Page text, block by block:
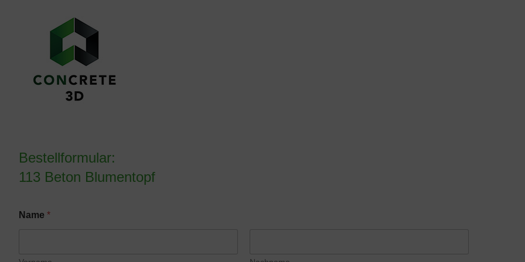
Bestellformular:
113 Beton Blumentopf
Name *